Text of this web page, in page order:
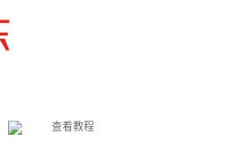
查看教程